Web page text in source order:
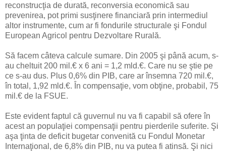
reconstrucţia de durată, reconversia economică sau
prevenirea, pot primi susţinere financiară prin intermediul
altor instrumente, cum ar fi fondurile structurale şi Fondul
European Agricol pentru Dezvoltare Rurală.
Să facem câteva calcule sumare. Din 2005 şi până acum, s-
au cheltuit 200 mil.€ x 6 ani = 1,2 mld.€. Care nu se ştie pe
ce s-au dus. Plus 0,6% din PIB, care ar însemna 720 mil.€,
în total, 1,92 mld.€. În compensaţie, vom obţine, probabil, 75
mil.€ de la FSUE.
Este evident faptul că guvernul nu va fi capabil să ofere în
acest an populaţiei compensaţii pentru pierderile suferite. Şi
aşa ţinta de deficit bugetar convenită cu Fondul Monetar
Internaţional, de 6,8% din PIB, nu va putea fi atinsă. Şi nici